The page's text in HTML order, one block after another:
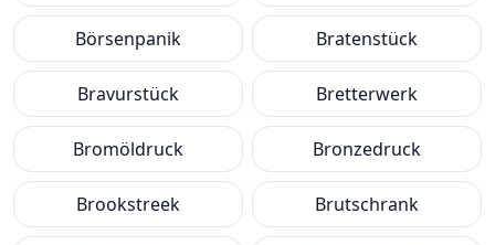
Börsenpanik Bratenstück
Bravurstück Bretterwerk
Bromöldruck Bronzedruck
Brookstreek Brutschrank